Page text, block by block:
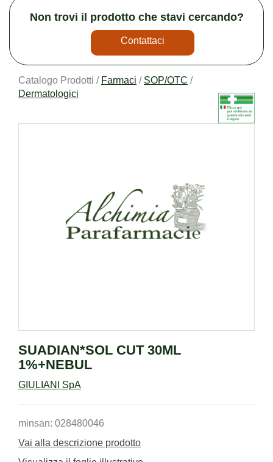
Non trovi il prodotto che stavi cercando?
Contattaci
Catalogo Prodotti / Farmaci / SOP/OTC /
Dermatologici
SUADIAN*SOL CUT 30ML
1%+NEBUL
GIULIANI SpA
minsan: 028480046
Vai alla descrizione prodotto